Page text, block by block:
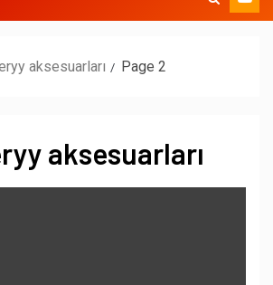
aksesuarları Page 2
aksesuarları